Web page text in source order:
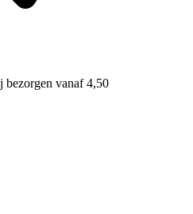
bezorgen vanaf 4,50